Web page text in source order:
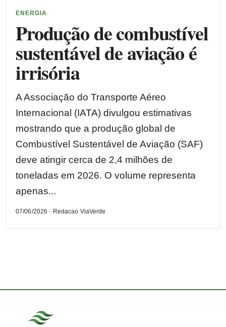
ENERGIA
Produção de combustível
sustentável de aviação é
irrisória
A Associação do Transporte Aéreo
Internacional (IATA) divulgou estimativas
mostrando que a produção global de
Combustível Sustentável de Aviação (SAF)
deve atingir cerca de 2,4 milhões de
toneladas em 2026. O volume representa
apenas...
07/06/2026 · Redacao ViaVerde